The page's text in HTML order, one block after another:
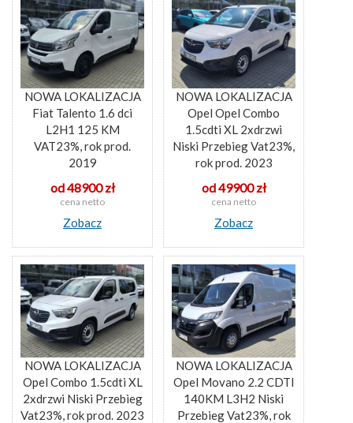
NOWA LOKALIZACJA
Fiat Talento 1.6 dci
L2H1 125 KM
VAT23%, rok prod.
2019
od 48900 zł
cena netto
Zobacz
NOWA LOKALIZACJA
Opel Opel Combo
1.5cdti XL 2xdrzwi
Niski Przebieg Vat23%,
rok prod. 2023
od 49900 zł
cena netto
Zobacz
NOWA LOKALIZACJA
Opel Combo 1.5cdti XL
2xdrzwi Niski Przebieg
Vat23%, rok prod. 2023
NOWA LOKALIZACJA
Opel Movano 2.2 CDTI
140KM L3H2 Niski
Przebieg Vat23%, rok